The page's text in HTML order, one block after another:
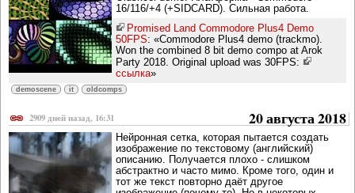
16/116/+4 (+SIDCARD). Сильная работа.
Promised Land Commodore Plus4 Demo
50FPS: «Commodore Plus4 demo (trackmo).
Won the combined 8 bit demo compo at Arok
Party 2018. Original upload was 30FPS:
ссылка»
demoscene it oldcomps
2909 дней назад, 16:31 20 августа 2018
Нейронная сетка, которая пытается создать
изображение по текстовому (английский)
описанию. Получается плохо - слишком
абстрактно и часто мимо. Кроме того, один и
тот же текст повторно даёт другое